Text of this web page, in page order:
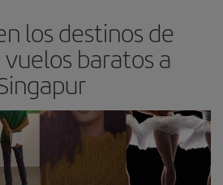
los destinos de
baratos a